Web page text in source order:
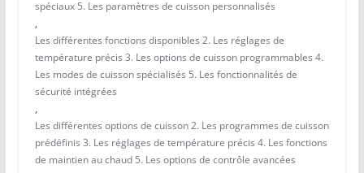
spéciaux 5. Les paramètres de cuisson personnalisés
,
Les différentes fonctions disponibles 2. Les réglages de
température précis 3. Les options de cuisson programmables 4.
Les modes de cuisson spécialisés 5. Les fonctionnalités de
sécurité intégrées
,
Les différentes options de cuisson 2. Les programmes de cuisson
prédéfinis 3. Les réglages de température précis 4. Les fonctions
de maintien au chaud 5. Les options de contrôle avancées